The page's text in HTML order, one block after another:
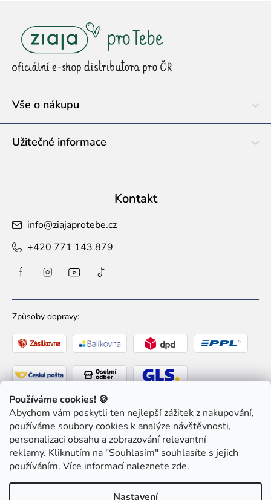
Používáme cookies! 🍪
Abychom vám poskytli ten nejlepší zážitek z nakupování,
používáme soubory cookies k analýze návštěvnosti,
personalizaci obsahu a zobrazování relevantní
reklamy. Kliknutím na "Souhlasím" souhlasíte s jejich
používáním. Více informací naleznete zde.
Nastavení
t
Vše o nákupu
Užitečné informace
Kontakt
info@ziajaprotebe.cz
+420 771 143 879
Způsoby dopravy:
Způsoby platby:
Ziaja pro Tebe